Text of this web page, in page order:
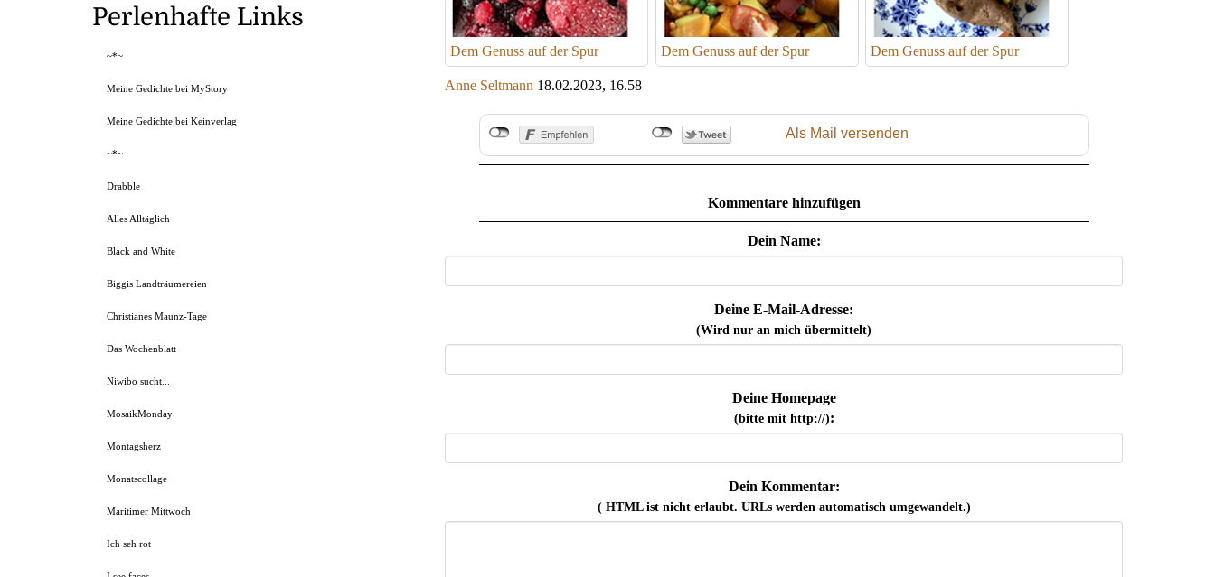
Dem Genuss auf der Spur Dem Genuss auf der Spur Dem Genuss auf der Spur
Anne Seltmann 18.02.2023, 16.58
Als Mail versenden
Kommentare hinzufügen
Dein Name:
Deine E-Mail-Adresse:
(Wird nur an mich übermittelt)
Deine Homepage
(bitte mit http://):
Dein Kommentar:
( HTML ist nichterlaubt. URLs werden automatisch umgewandelt.)
Perlenhafte Links
~*~
Meine Gedichte bei MyStory
Meine Gedichte bei Keinverlag
~*~
Drabble
Alles Alltäglich
Black and White
Biggis Landträumereien
Christianes Maunz-Tage
Das Wochenblatt
Niwibo sucht...
MosaikMonday
Montagsherz
Monatscollage
Maritimer Mittwoch
Ich seh rot